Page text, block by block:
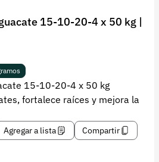
15-10-20-4 x 50 kg |
15-10-20-4 x 50 kg
fortalece raíces y mejora la
Agregar a lista Compartir
derechos reservados